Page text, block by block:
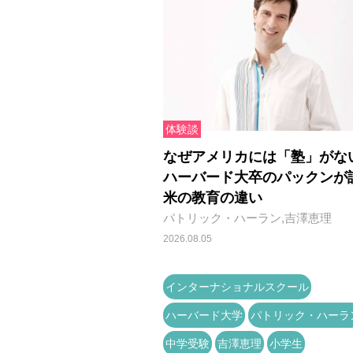
体験談
なぜアメリカには「塾」がな
ハーバード大卒のパックンが
米の教育の違い
パトリック・ハーラン,吉澤恵理
2026.08.05
インターナショナルスクール
ハーバード大学 パトリック・ハーラ
中学受験 吉澤恵理 小学生